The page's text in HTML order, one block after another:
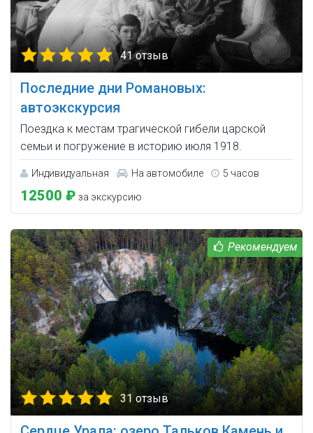
41 отзыв
Последние дни Романовых:
автоэкскурсия
Поездка к местам трагической гибели царской
семьи и погружение в историю июля 1918.
Индивидуальная На автомобиле 5 часов
12500 ₽ за экскурсию
31 отзыв